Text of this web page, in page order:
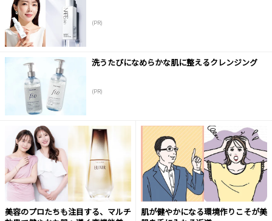
(PR)
洗うたびになめらかな肌に整えるクレンジング
(PR)
美容のプロたちも注目する、マルチ
肌が健やかになる環境作りこそが美